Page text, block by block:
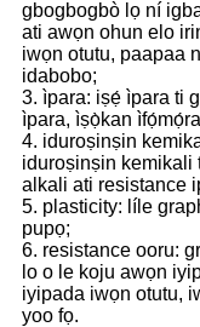
gbogbogbò lọ ní
ati awọn ohun elo
iwọn otutu, paapaa
idabobo;
3. ìpara: iṣẹ́ ìpara ti
ìpara, ìṣọ̀kan
4. iduroṣinṣin
iduroṣinṣin kemikali
alkali ati resistance
5. plasticity: líle
pupọ;
6. resistance ooru:
lo o le koju awọn
iyipada iwọn otutu,
yoo fọ.